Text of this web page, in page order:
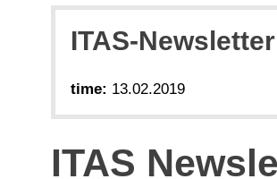
ITAS-
time: 13.02.2019
ITAS